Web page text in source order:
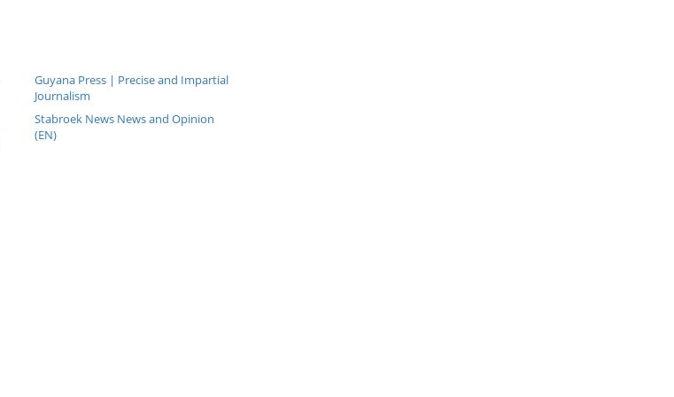
Guyana Press | Precise and Impartial
Journalism
Stabroek News News and Opinion
(EN)